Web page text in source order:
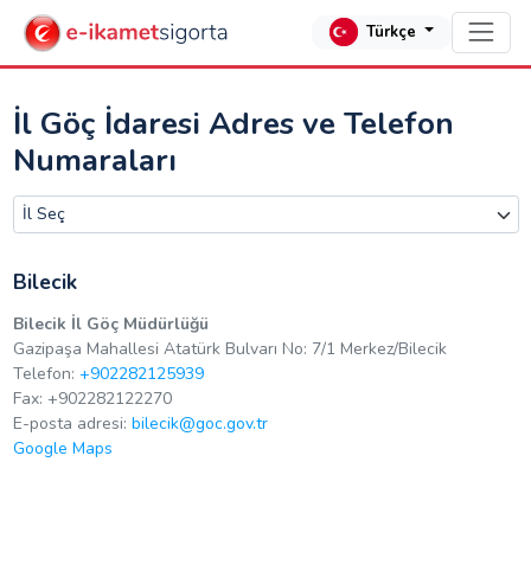
Türkçe
İl Göç İdaresi Adres ve Telefon
Numaraları
Bilecik
Bilecik İl Göç Müdürlüğü
Gazipaşa Mahallesi Atatürk Bulvarı No: 7/1 Merkez/Bilecik
Telefon: +902282125939
Fax: +902282122270
E-posta adresi: bilecik@goc.gov.tr
Google Maps